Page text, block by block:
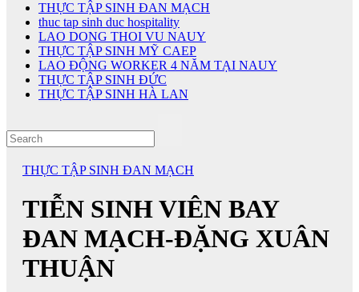
THỰC TẬP SINH ĐAN MẠCH
thuc tap sinh duc hospitality
LAO DONG THOI VU NAUY
THỰC TẬP SINH MỸ CAEP
LAO ĐỘNG WORKER 4 NĂM TẠI NAUY
THỰC TẬP SINH ĐỨC
THỰC TẬP SINH HÀ LAN
THỰC TẬP SINH ĐAN MẠCH
TIỄN SINH VIÊN BAY
ĐAN MẠCH-ĐẶNG XUÂN
THUẬN